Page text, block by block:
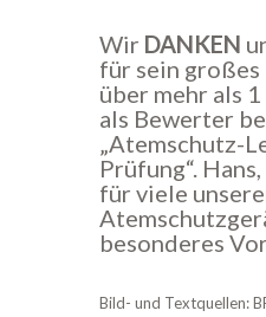
Wir DANKEN
für sein großes
über mehr als
als Bewerter
„Atemschutz-
Prüfung“.
für viele
besonderes
Bild- und Textquellen: